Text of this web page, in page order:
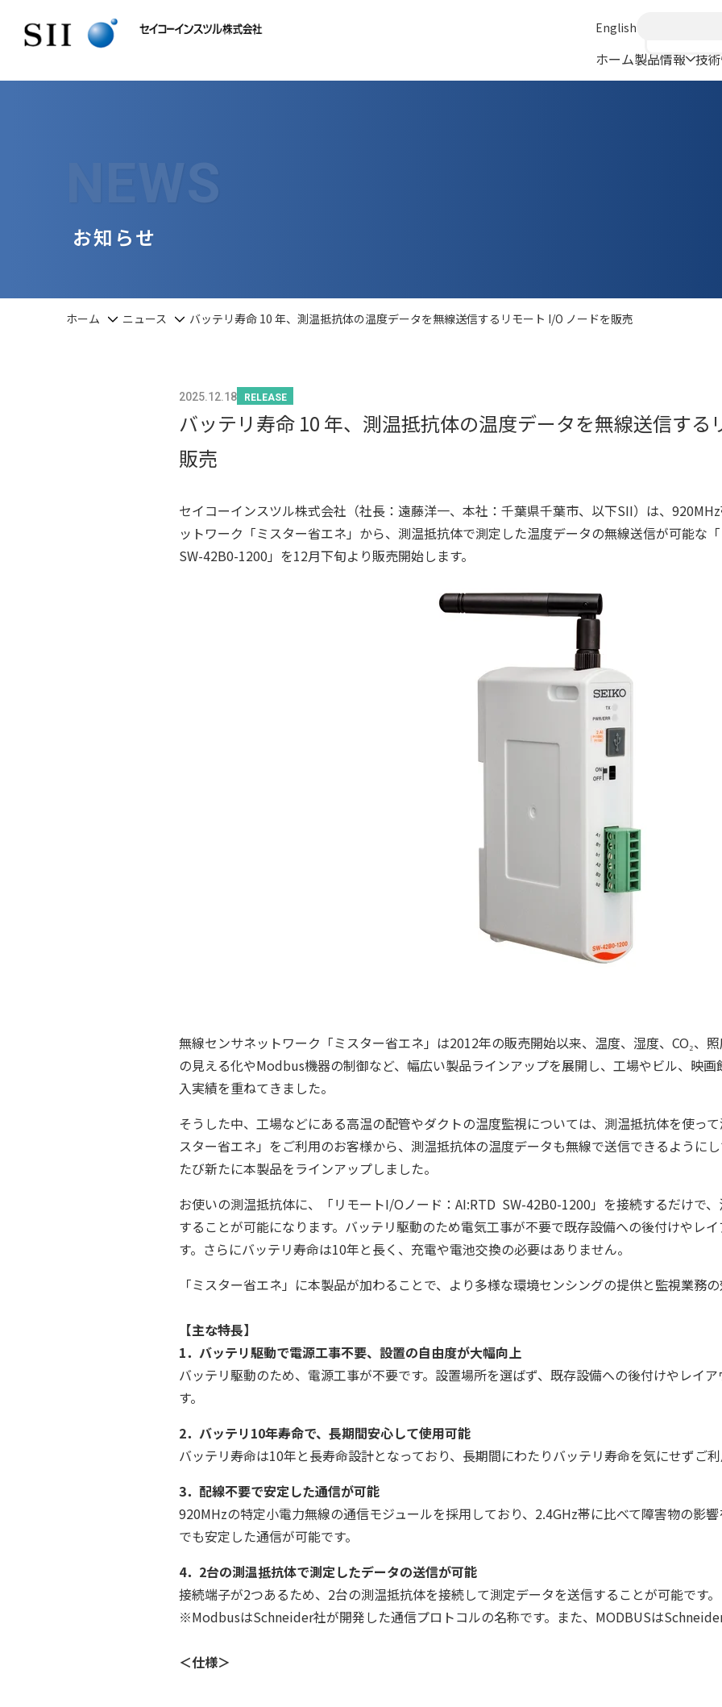
English
ホーム製品情報 技
NEWS
お知らせ
ホーム ニュース バッテリ寿命 10 年、測温抵抗体の温度データを無線送信するリモート I/O ノードを販売
2025.12.18 RELEASE
バッテリ寿命 10 年、測温抵抗体の温度データを無線送信する
販売
セイコーインスツル株式会社（社長：遠藤洋一、本社：千葉県千葉市、以下SII）は、
ットワーク「ミスター省エネ」から、測温抵抗体で測定した温度データの無線送信が可能な
SW-42B0-1200」を12月下旬より販売開始します。
無線センサネットワーク「ミスター省エネ」は2012年の販売開始以来、温度、湿度、CO₂、
の見える化やModbus機器の制御など、幅広い製品ラインアップを展開し、工場やビル、映
入実績を重ねてきました。
そうした中、工場などにある高温の配管やダクトの温度監視については、測温抵抗体を使っ
スター省エネ」をご利用のお客様から、測温抵抗体の温度データも無線で送信できるように
たび新たに本製品をラインアップしました。
お使いの測温抵抗体に、「リモートI/Oノード：AI:RTD SW-42B0-1200」を接続するだけで
することが可能になります。バッテリ駆動のため電気工事が不要で既存設備への後付けやレ
す。さらにバッテリ寿命は10年と長く、充電や電池交換の必要はありません。
「ミスター省エネ」に本製品が加わることで、より多様な環境センシングの提供と監視業務
【主な特長】
1．バッテリ駆動で電源工事不要、設置の自由度が大幅向上
バッテリ駆動のため、電源工事が不要です。設置場所を選ばず、既存設備への後付けやレイ
す。
2．バッテリ10年寿命で、長期間安心して使用可能
バッテリ寿命は10年と長寿命設計となっており、長期間にわたりバッテリ寿命を気にせずご
3．配線不要で安定した通信が可能
920MHzの特定小電力無線の通信モジュールを採用しており、2.4GHz帯に比べて障害物の影
でも安定した通信が可能です。
4．2台の測温抵抗体で測定したデータの送信が可能
接続端子が2つあるため、2台の測温抵抗体を接続して測定データを送信することが可能です。
※ModbusはSchneider社が開発した通信プロトコルの名称です。また、MODBUSは
＜仕様＞